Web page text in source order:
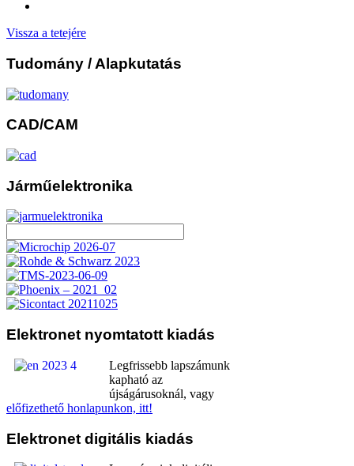
Vissza a tetejére
Tudomány / Alapkutatás
CAD/CAM
Járműelektronika
Elektronet nyomtatott kiadás
Legfrissebb lapszámunk
kapható az
újságárusoknál, vagy
előfizethető honlapunkon, itt!
Elektronet digitális kiadás